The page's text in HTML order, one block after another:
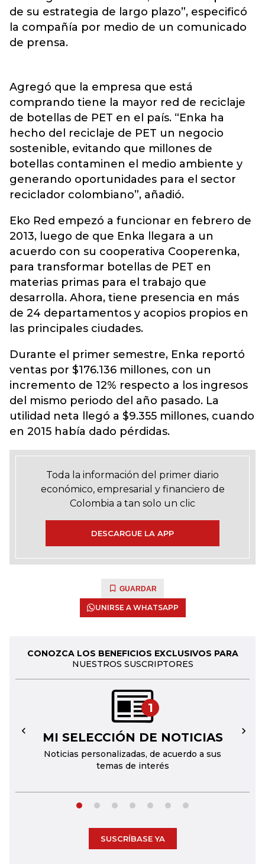
de su estrategia de largo plazo”, especificó
la compañía por medio de un comunicado
de prensa.
Agregó que la empresa que está
comprando tiene la mayor red de reciclaje
de botellas de PET en el país. “Enka ha
hecho del reciclaje de PET un negocio
sostenible, evitando que millones de
botellas contaminen el medio ambiente y
generando oportunidades para el sector
reciclador colombiano”, añadió.
Eko Red empezó a funcionar en febrero de
2013, luego de que Enka llegara a un
acuerdo con su cooperativa Cooperenka,
para transformar botellas de PET en
materias primas para el trabajo que
desarrolla. Ahora, tiene presencia en más
de 24 departamentos y acopios propios en
las principales ciudades.
Durante el primer semestre, Enka reportó
ventas por $176.136 millones, con un
incremento de 12% respecto a los ingresos
del mismo periodo del año pasado. La
utilidad neta llegó a $9.355 millones, cuando
en 2015 había dado pérdidas.
Toda la información del primer diario
económico, empresarial y financiero de
Colombia a tan solo un clic
DESCARGUE LA APP
GUARDAR
UNIRSE A WHATSAPP
CONOZCA LOS BENEFICIOS EXCLUSIVOS PARA
NUESTROS SUSCRIPTORES
1
MI SELECCIÓN DE NOTICIAS
Noticias personalizadas, de acuerdo a sus
temas de interés
← →
SUSCRÍBASE YA